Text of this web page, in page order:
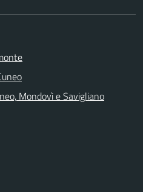
Mondovì e Savigliano